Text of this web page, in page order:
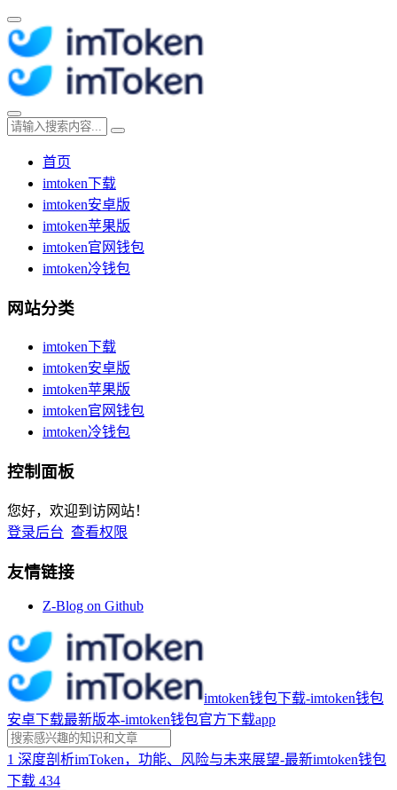
首页
imtoken下载
imtoken安卓版
imtoken苹果版
imtoken官网钱包
imtoken冷钱包
网站分类
imtoken下载
imtoken安卓版
imtoken苹果版
imtoken官网钱包
imtoken冷钱包
控制面板
您好，欢迎到访网站！
登录后台 查看权限
友情链接
Z-Blog on Github
imtoken钱包下载-imtoken钱包
安卓下载最新版本-imtoken钱包官方下载app
1 深度剖析imToken，功能、风险与未来展望-最新imtoken钱包
下载 434